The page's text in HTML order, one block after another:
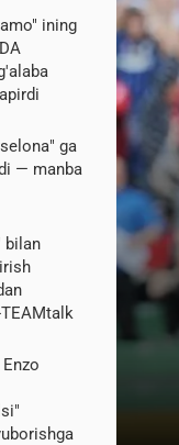
ining
ga
— manba
bilan